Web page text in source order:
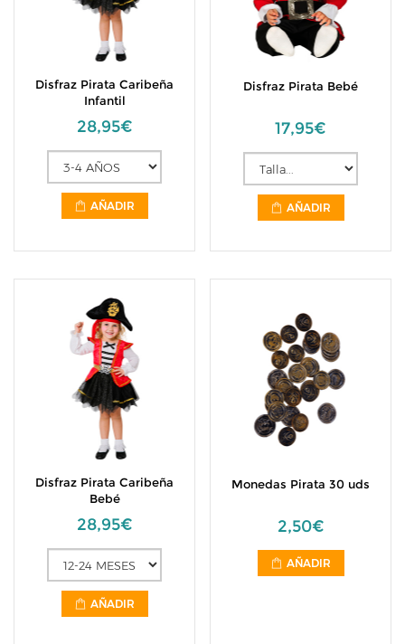
Disfraz Pirata Caribeña
Infantil
28,95€
AÑADIR
Disfraz Pirata Bebé
17,95€
AÑADIR
Disfraz Pirata Caribeña
Bebé
28,95€
AÑADIR
Monedas Pirata 30 uds
2,50€
AÑADIR